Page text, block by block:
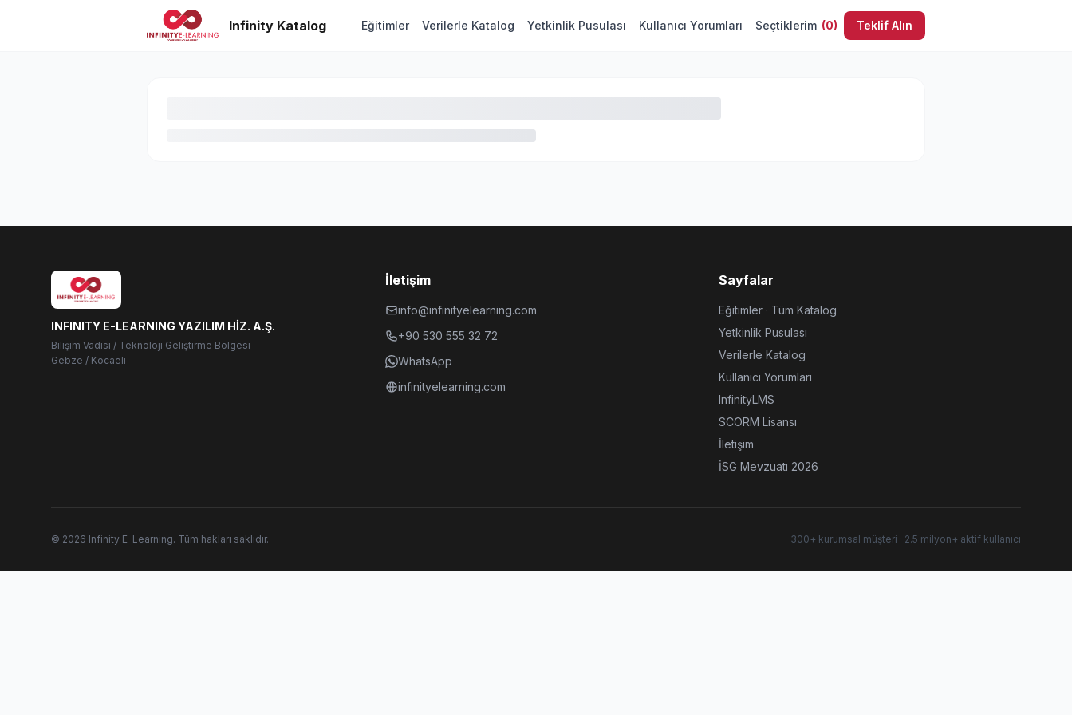
Infinity Katalog Eğitimler Verilerle Katalog Yetkinlik Pusulası Kullanıcı Yorumları Seçtiklerim (0) Teklif Alın
INFINITY E-LEARNING YAZILIM HİZ. A.Ş.
Bilişim Vadisi / Teknoloji Geliştirme Bölgesi
Gebze / Kocaeli
İletişim
info@infinityelearning.com
+90 530 555 32 72
WhatsApp
infinityelearning.com
Sayfalar
Eğitimler · Tüm Katalog
Yetkinlik Pusulası
Verilerle Katalog
Kullanıcı Yorumları
InfinityLMS
SCORM Lisansı
İletişim
İSG Mevzuatı 2026
© 2026 Infinity E-Learning. Tüm hakları saklıdır. 300+ kurumsal müşteri · 2.5 milyon+ aktif kullanıcı